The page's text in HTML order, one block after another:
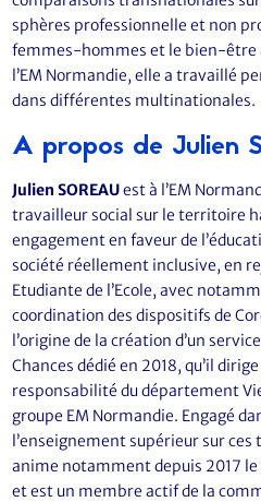
sphères professionnelle et non
femmes-hommes et le bien-être
l’EM Normandie, elle a travaillé
dans différentes multinationales.
A propos de Julien
Julien SOREAUest à l’EM
travailleur social sur le territoire
engagement en faveur de
société réellement inclusive, en
Etudiante de l’Ecole, avec
coordination des dispositifs de
l’origine de la création d’un
Chances dédié en 2018, qu’il
responsabilité du département
groupe EM Normandie. Engagé
l’enseignement supérieur sur
anime notamment depuis 2017 le
et est un membre actif de la